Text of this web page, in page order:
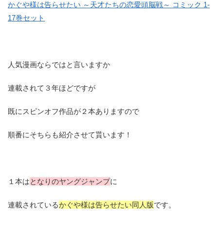
かぐや様は告らせたい ～天才たちの恋愛頭脳戦～ コミック 1-
17巻セット
人気漫画ならではと言いますか
連載されて３年ほどですが
既にスピンオフ作品が２本ありますので
順番にそちらも紹介させて貰います！
１本はとなりのヤングジャンプに
連載されているかぐや様は告らせたい同人版です。